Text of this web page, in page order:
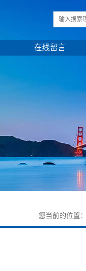
在线留言
您当前的位置：